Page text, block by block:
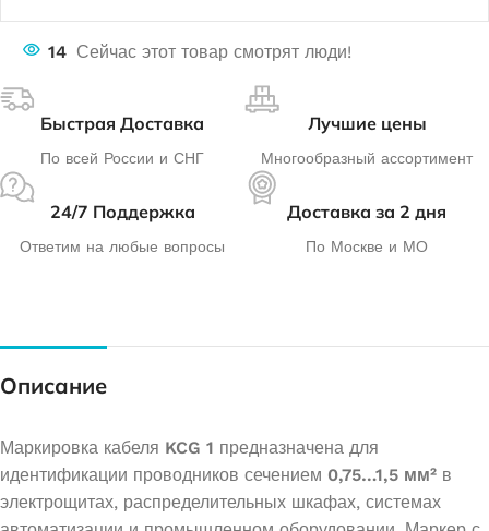
14 Сейчас этот товар смотрят люди!
Быстрая Доставка
По всей России и СНГ
Лучшие цены
Многообразный ассортимент
24/7 Поддержка
Ответим на любые вопросы
Доставка за 2 дня
По Москве и МО
Описание
Маркировка кабеля KCG 1 предназначена для
идентификации проводников сечением 0,75…1,5 мм² в
электрощитах, распределительных шкафах, системах